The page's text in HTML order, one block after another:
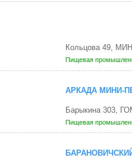
Кольцова 49,
Пищевая
АРКАДА МИНИ-
Барыкина 303,
Пищевая